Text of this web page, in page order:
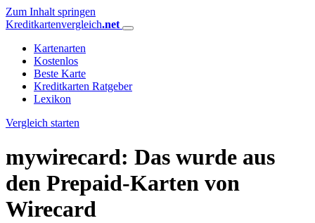
Zum Inhalt springen
Kreditkartenvergleich.net
Kartenarten
Kostenlos
Beste Karte
Kreditkarten Ratgeber
Lexikon
Vergleich starten
mywirecard: Das wurde aus
den Prepaid-Karten von
Wirecard